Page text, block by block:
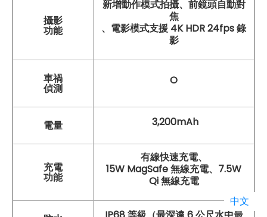
攝影
功能
新增動作模式拍攝、前鏡頭自動對
焦
、電影模式支援 4K HDR 24fps 錄
影
車禍
偵測
O
電量 3,200mAh
充電
功能
有線快速充電、
15W MagSafe 無線充電、7.5W
Qi 無線充電
中文